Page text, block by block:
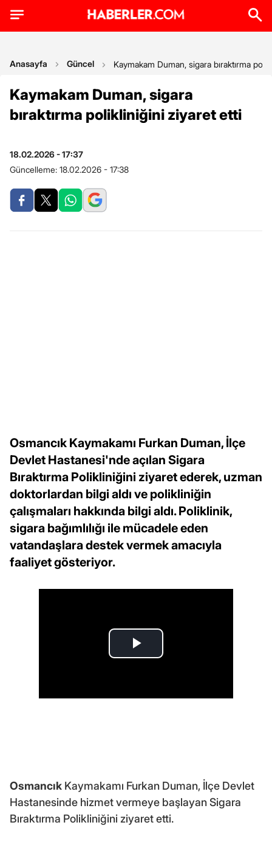
Anasayfa Güncel Kaymakam Duman, sigara bıraktırma
Kaymakam Duman, sigara
bıraktırma polikliniğini ziyaret etti
18.02.2026 - 17:37
Güncelleme: 18.02.2026 - 17:38
Osmancık Kaymakamı Furkan Duman, İlçe
Devlet Hastanesi'nde açılan Sigara
Bıraktırma Polikliniğini ziyaret ederek, uzman
doktorlardan bilgi aldı ve polikliniğin
çalışmaları hakkında bilgi aldı. Poliklinik,
sigara bağımlılığı ile mücadele eden
vatandaşlara destek vermek amacıyla
faaliyet gösteriyor.
Osmancık Kaymakamı Furkan Duman, İlçe Devlet
Hastanesinde hizmet vermeye başlayan Sigara
Bıraktırma Polikliniğini ziyaret etti.